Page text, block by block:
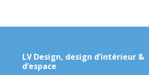
LV Design, design d’intérieur &
d’espace